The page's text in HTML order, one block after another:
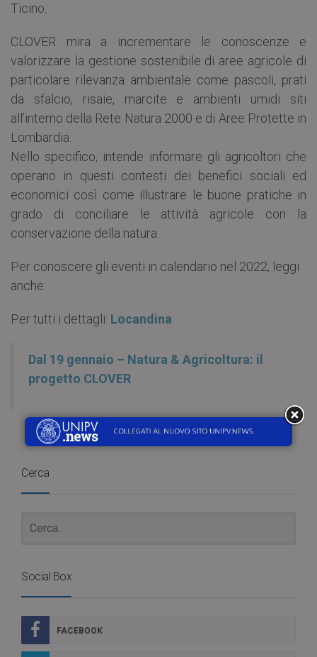
Ticino.
CLOVER mira a incrementare le conoscenze e
valorizzare la gestione sostenibile di aree agricole di
particolare rilevanza ambientale come pascoli, prati
da sfalcio, risaie, marcite e ambienti umidi siti
all’interno della Rete Natura 2000 e di Aree Protette in
Lombardia.
Nello specifico, intende informare gli agricoltori che
operano in questi contesti dei benefici sociali ed
economici così come illustrare le buone pratiche in
grado di conciliare le attività agricole con la
conservazione della natura.
Per conoscere gli eventi in calendario nel 2022, leggi
anche:
Per tutti i dettagli: Locandina
Dal 19 gennaio – Natura & Agricoltura: il
progetto CLOVER
Cerca
Social Box
FACEBOOK